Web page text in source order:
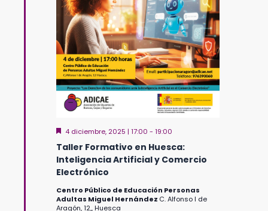
Taller Formativo en Huesca:
Inteligencia Artificial y Comercio
Electrónico
Destacado
4 diciembre, 2025 | 17:00 - 19:00
Centro Público de Educación Personas
Adultas Miguel Hernández C. Alfonso I de
Aragón, 12,, Huesca